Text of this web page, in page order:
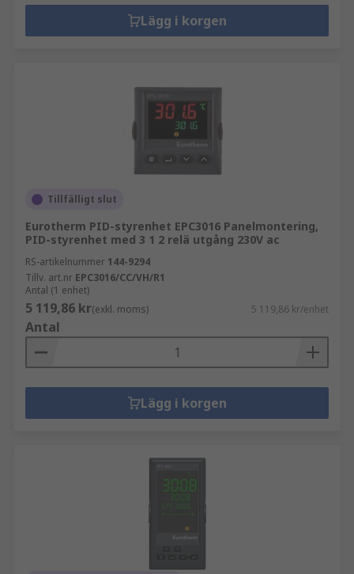
Lägg i korgen
Tillfälligt slut
Eurotherm PID-styrenhet EPC3016 Panelmontering,
PID-styrenhet med 3 1 2 relä utgång 230V ac
RS-artikelnummer 144-9294
Tillv. art.nr EPC3016/CC/VH/R1
Antal (1 enhet)
5 119,86 kr(exkl. moms) 5 119,86 kr/enhet
Antal
Lägg i korgen